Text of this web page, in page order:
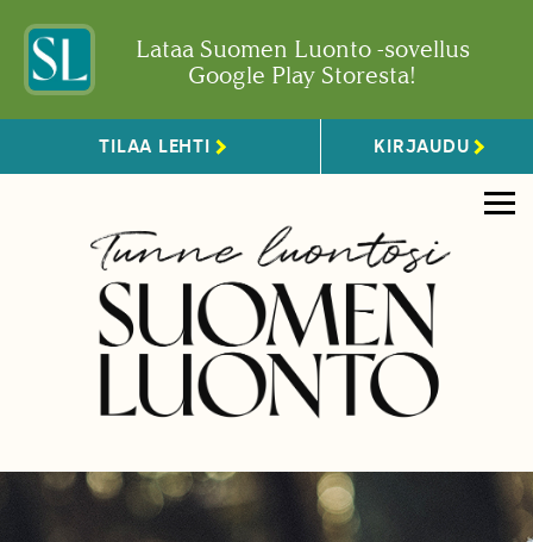
Lataa Suomen Luonto -sovellus
Google Play Storesta!
TILAA LEHTI KIRJAUDU